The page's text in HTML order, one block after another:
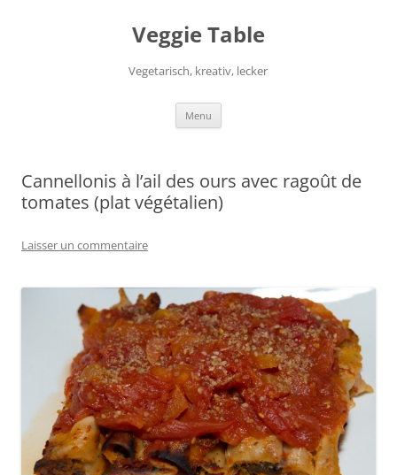
Veggie Table
Vegetarisch, kreativ, lecker
Menu
Cannellonis à l’ail des ours avec ragoût de
tomates (plat végétalien)
Laisser un commentaire